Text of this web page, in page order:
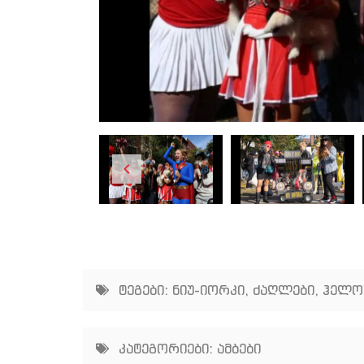
ტეგები: ნიუ-იორკი, ძაღლები,
კატეგორიები: ამბები